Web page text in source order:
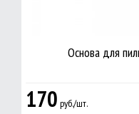
Основа для
170 руб./шт.